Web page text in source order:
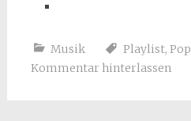
Musik Playlist, Pop
Kommentar hinterlassen